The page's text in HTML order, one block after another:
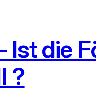
Ist die
?